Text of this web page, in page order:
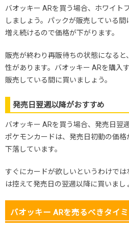
バオッキー ARを買う場合、ホワイト
しましょう。パックが販売している
増え続けるので価格が下がります。
販売が終わり再販待ちの状態になる
性があります。バオッキー ARを購入
販売している間に買いましょう。
発売日翌週以降がおすすめ
バオッキー ARを買う場合、発売日翌
ポケモンカードは、発売日初動の価
下落しています。
すぐにカードが欲しいというわけで
は控えて発売日の翌週以降に買いまし
バオッキー ARを売るべきタイ